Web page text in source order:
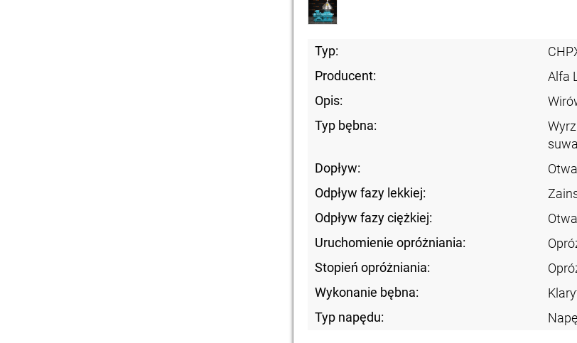
Typ:
Producent:
Alfa
Opis:
Typ bębna:
Dopływ:
Odpływ fazy lekkiej:
Odpływ fazy ciężkiej:
Uruchomienie opróżniania:
Stopień opróżniania:
Wykonanie bębna:
Typ napędu: